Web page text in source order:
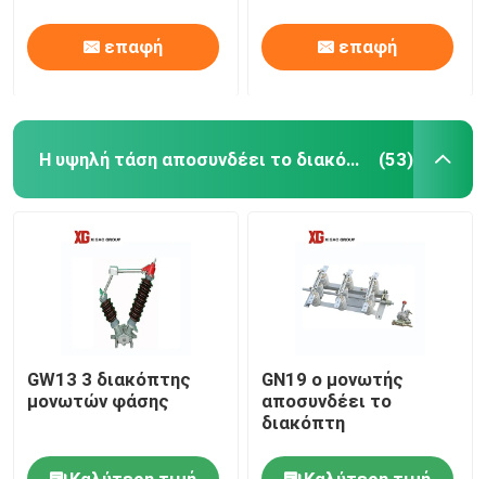
επαφή επαφή
Η υψηλή τάση αποσυνδέει το διακόπτη (53)
GW13 3 διακόπτης
μονωτών φάσης
GN19 ο μονωτής
αποσυνδέει το
διακόπτη